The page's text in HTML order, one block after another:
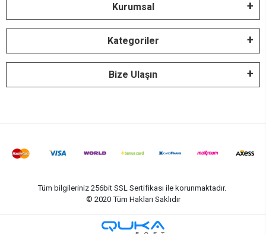
Kurumsal
Kategoriler
Bize Ulaşın
Tüm bilgileriniz 256bit SSL Sertifikası ile korunmaktadır.
© 2020 Tüm Hakları Saklıdır